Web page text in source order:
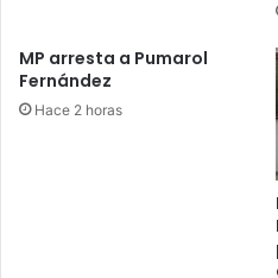
MP arresta a Pumarol
Fernández
Hace 2 horas